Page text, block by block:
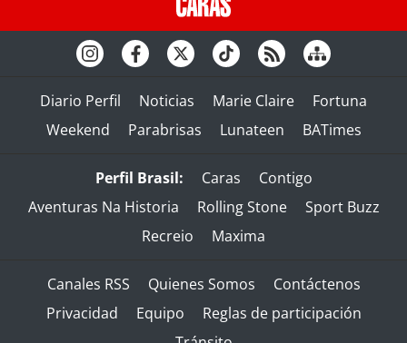
Diario Perfil Noticias Marie Claire
Fortuna
Weekend
Parabrisas Lunateen BATimes
Perfil Brasil: Caras
Contigo
Aventuras Na Historia
Rolling Stone
Sport Buzz
Recreio
Maxima
Canales RSS Quienes Somos
Contáctenos
Privacidad
Equipo
Reglas de participación